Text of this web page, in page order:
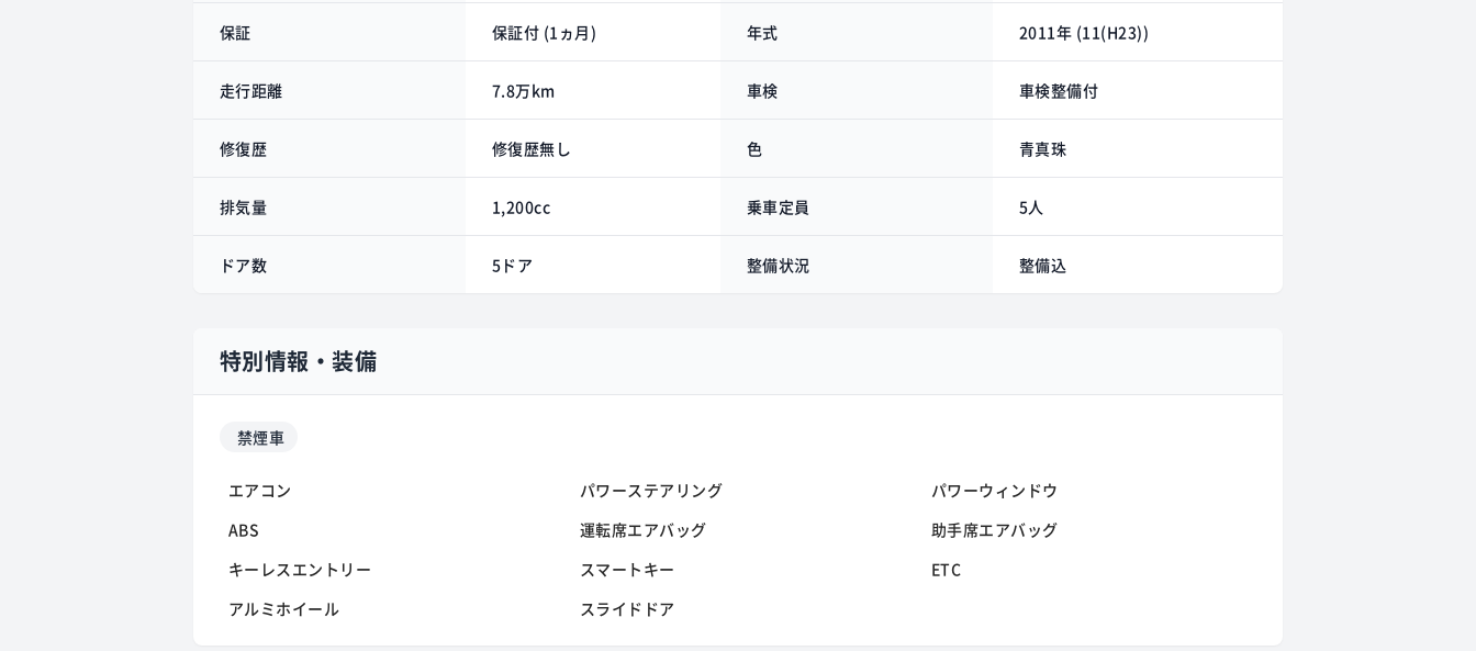
保証 保証付 (1ヵ月) 年式 2011年 (11(H23))
走行距離 7.8万km 車検 車検整備付
修復歴 修復歴無し 色 青真珠
排気量 1,200cc 乗車定員 5人
ドア数 5ドア 整備状況 整備込
特別情報・装備
禁煙車
エアコン パワーステアリング
パワーウィンドウ
ABS
運転席エアバッグ
助手席エアバッグ
キーレスエントリー
スマートキー
ETC
アルミホイール
スライドドア